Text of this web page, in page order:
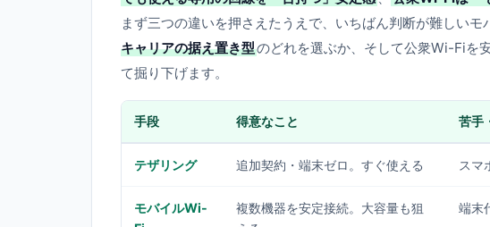
まず三つの違いを押さえたうえで、いちばん判断が難しい
キャリアの据え置き型のどれを選ぶか、そして公衆Wi-Fiを
て掘り下げます。
手段 得意なこと 苦手
テザリング 追加契約・端末ゼロ。すぐ使える スマ
モバイルWi-
複数機器を安定接続。大容量も狙
端末